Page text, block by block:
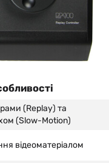
(Replay) та
(Slow-Motion)
відеоматеріалом